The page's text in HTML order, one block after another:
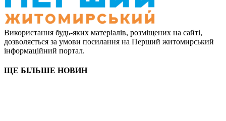
Використання будь-яких матеріалів, розміщених на сайті,
дозволяється за умови посилання на Перший житомирський
інформаційний портал.
ЩЕ БІЛЬШЕ НОВИН